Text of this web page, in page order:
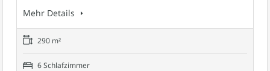
Mehr Details
290 m²
6 Schlafzimmer